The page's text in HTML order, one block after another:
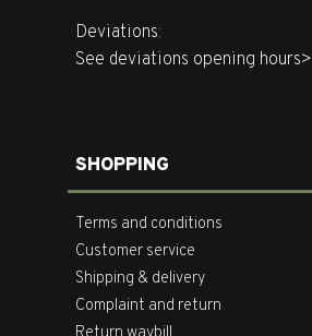
Deviations:
See deviations opening hours>
SHOPPING
Terms and conditions
Customer service
Shipping & delivery
Complaint and return